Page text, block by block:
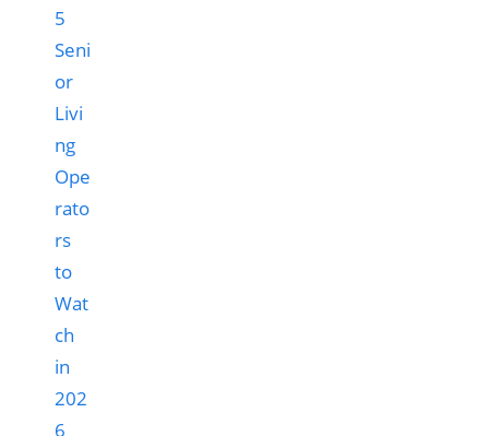
5
Seni
or
Livi
ng
Ope
rato
rs
to
Wat
ch
in
202
6